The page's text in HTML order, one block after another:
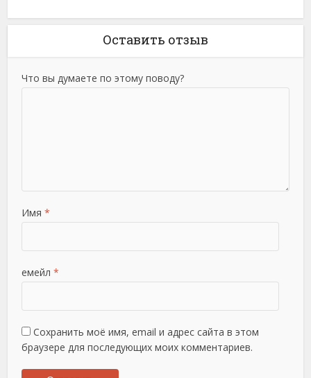
Оставить отзыв
Что вы думаете по этому поводу?
Имя *
емейл *
Сохранить моё имя, email и адрес сайта в этом
браузере для последующих моих комментариев.